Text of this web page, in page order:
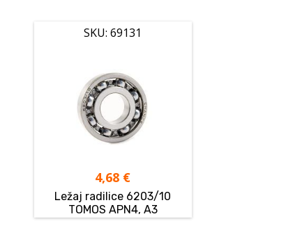
SKU: 69131
4,68 €
Ležaj radilice 6203/10
TOMOS APN4, A3